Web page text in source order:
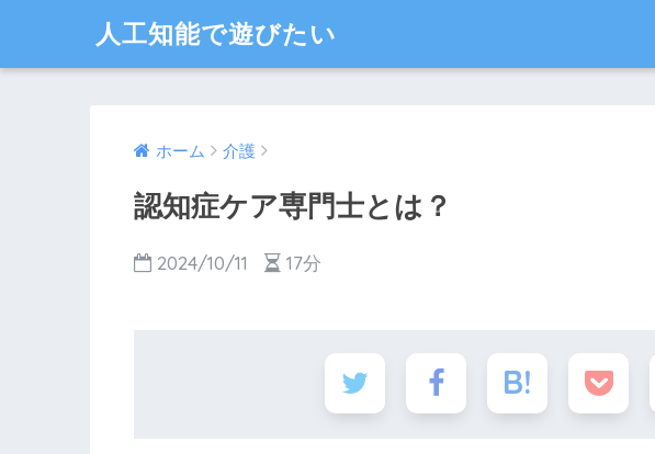
人工知能で遊びたい
ホーム 介護
認知症ケア専門士とは？
2024/10/11 17分